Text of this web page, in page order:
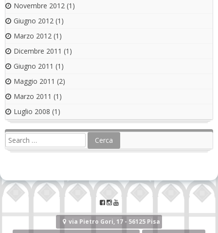
Novembre 2012 (1)
Giugno 2012 (1)
Marzo 2012 (1)
Dicembre 2011 (1)
Giugno 2011 (1)
Maggio 2011 (2)
Marzo 2011 (1)
Luglio 2008 (1)
via Pietro Gori, 17 - 56125 Pisa